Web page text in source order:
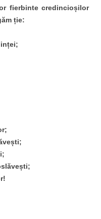
fierbinte credincioșilor
ție: